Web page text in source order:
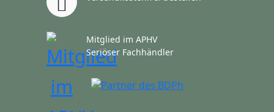
Mitglied im APHV
Seriöser Fachhändler